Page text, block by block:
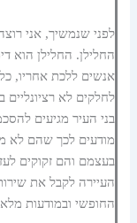
לפני שנמשיך, אני
החלילן. החלילן הוא
אנשים ללכת אחריו,
לחלקים לא
בני העיר מגיעים
מודעים לכך שהם לא
בעצמם והם זקוקים
העיירה לקבל את
החופשי ובמודעות